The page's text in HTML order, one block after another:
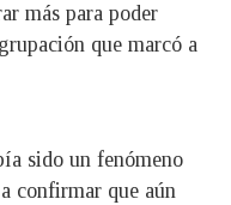
más para poder
que marcó a
sido un fenómeno
confirmar que aún